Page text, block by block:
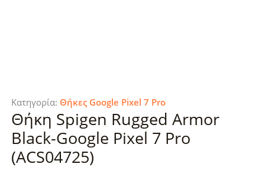
Κατηγορία: Θήκες Google Pixel 7 Pro
Θήκη Spigen Rugged Armor
Black-Google Pixel 7 Pro
(ACS04725)